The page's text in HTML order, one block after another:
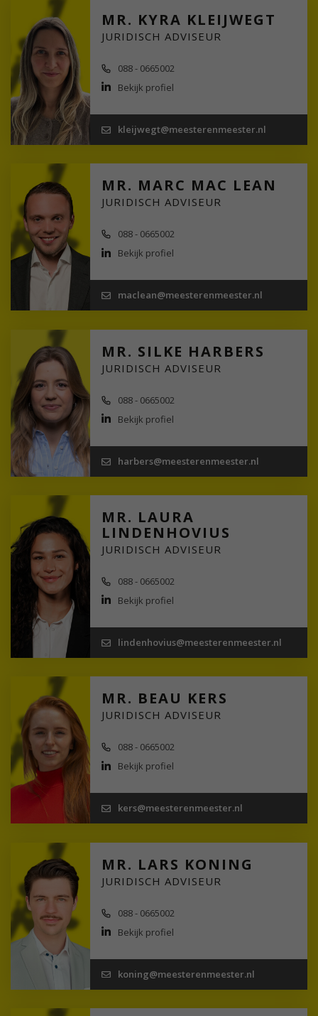
MR. KYRA KLEIJWEGT
JURIDISCH ADVISEUR
088 - 0665002
Bekijk profiel
kleijwegt@meesterenmeester.nl
MR. MARC MAC LEAN
JURIDISCH ADVISEUR
088 - 0665002
Bekijk profiel
maclean@meesterenmeester.nl
MR. SILKE HARBERS
JURIDISCH ADVISEUR
088 - 0665002
Bekijk profiel
harbers@meesterenmeester.nl
MR. LAURA
LINDENHOVIUS
JURIDISCH ADVISEUR
088 - 0665002
Bekijk profiel
lindenhovius@meesterenmeester.nl
MR. BEAU KERS
JURIDISCH ADVISEUR
088 - 0665002
Bekijk profiel
kers@meesterenmeester.nl
MR. LARS KONING
JURIDISCH ADVISEUR
088 - 0665002
Bekijk profiel
koning@meesterenmeester.nl